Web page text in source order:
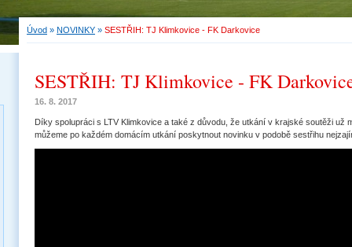
Úvod » NOVINKY » SESTŘIH: TJ Klimkovice - FK Darkovice
SESTŘIH: TJ Klimkovice - FK
16. 8. 2017
Díky spolupráci s LTV Klimkovice a také z důvodu, že utkání v krajské soutěži už
můžeme po každém domácím utkání poskytnout novinku v podobě sestřihu